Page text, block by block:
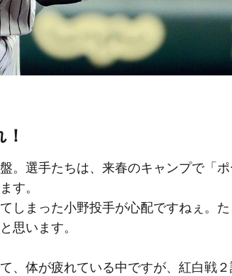
。選手たちは、来春のキャンプで「
す。
しまった小野投手が心配ですねぇ。
思います。
、体が疲れている中ですが、紅白戦